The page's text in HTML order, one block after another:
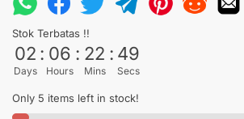
Stok Terbatas !!
02
Days
: 06
Hours
: 22
Mins
: 49
Secs
Only 5 items left in stock!